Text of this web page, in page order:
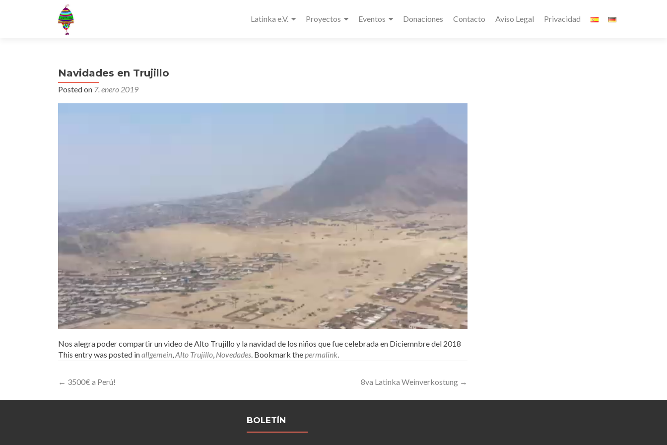
Latinka e.V. Proyectos Eventos Donaciones Contacto Aviso Legal Privacidad
Navidades en Trujillo
Posted on 7. enero 2019
Nos alegra poder compartir un video de Alto Trujillo y la navidad de los niños que fue celebrada en Diciemnbre del 2018
This entry was posted inallgemein Alto Trujillo Novedades . Bookmark the permalink
Post
navigation
← 3500€ a Perú! 8va Latinka Weinverkostung →
BOLETÍN